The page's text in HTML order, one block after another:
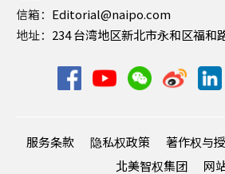
信箱： Editorial@naipo.com
地址： 234 台湾地区新北市永和区福和
服务条款 隐私权政策 著作权与
北美智权集团
网